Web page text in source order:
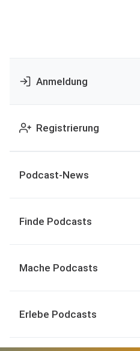
Anmeldung
Registrierung
Podcast-News
Finde Podcasts
Mache Podcasts
Erlebe Podcasts